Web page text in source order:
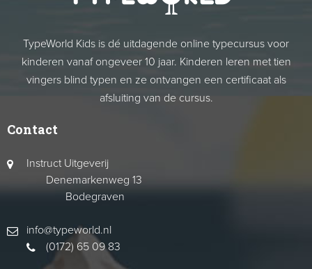
TypeWorld Kids is dé uitdagende online typecursus voor
kinderen vanaf ongeveer 10 jaar. Kinderen leren met tien
vingers blind typen en ze ontvangen een certificaat als
afsluiting van de cursus.
Contact
Instruct Uitgeverij
Denemarkenweg 13
Bodegraven
info@typeworld.nl
(0172) 65 09 83